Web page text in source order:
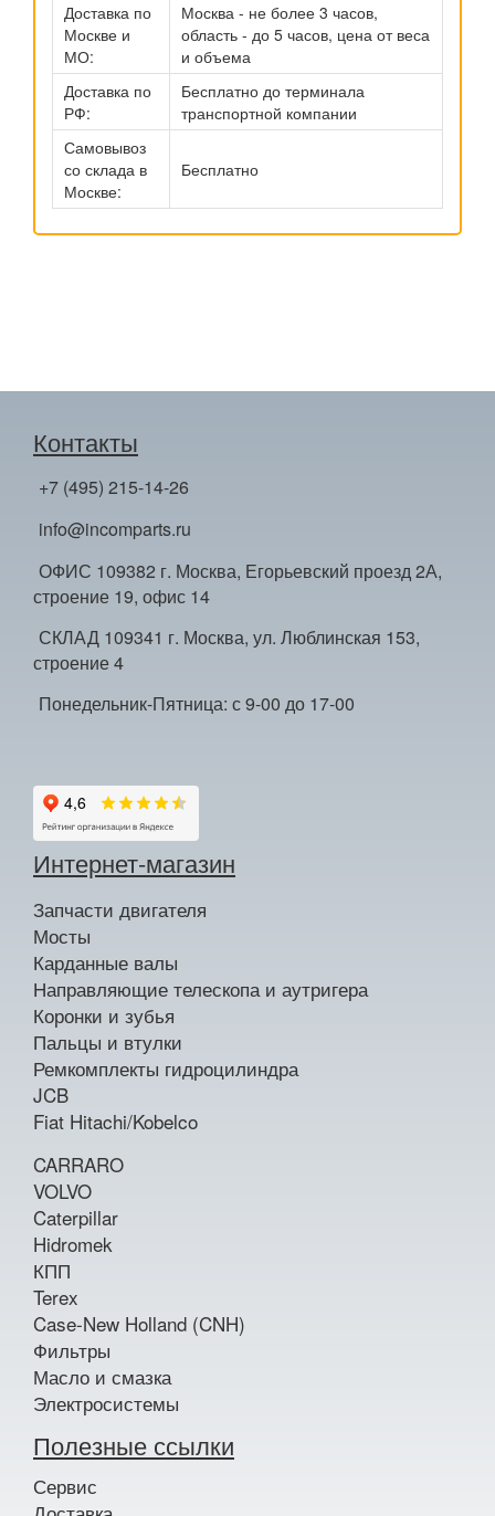
Доставка по
Москве и
МО:
Москва - не более 3 часов,
область - до 5 часов, цена от веса
и объема
Доставка по
РФ:
Бесплатно до терминала
транспортной компании
Самовывоз
со склада в
Москве:
Бесплатно
Контакты
+7 (495) 215-14-26
info@incomparts.ru
ОФИС 109382 г. Москва, Егорьевский проезд 2А,
строение 19, офис 14
СКЛАД 109341 г. Москва, ул. Люблинская 153,
строение 4
Понедельник-Пятница: с 9-00 до 17-00
Интернет-магазин
Запчасти двигателя
Мосты
Карданные валы
Направляющие телескопа и аутригера
Коронки и зубья
Пальцы и втулки
Ремкомплекты гидроцилиндра
JCB
Fiat Hitachi/Kobelco
CARRARO
VOLVO
Caterpillar
Hidromek
КПП
Terex
Case-New Holland (CNH)
Фильтры
Масло и смазка
Электросистемы
Полезные ссылки
Сервис